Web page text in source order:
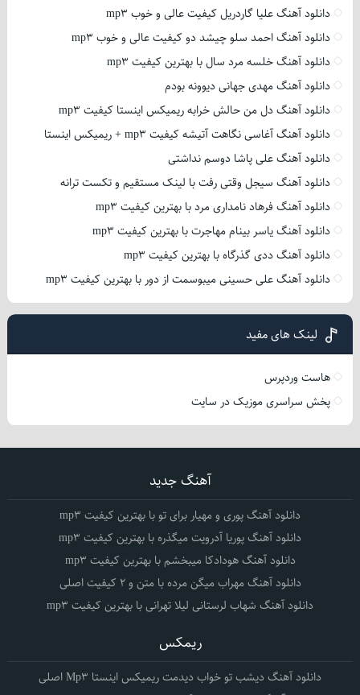
دانلود آهنگ علیا گاردریل کیفیت عالی و خوب mp3
دانلود آهنگ احمد سلو چیشد دو کیفیت عالی و خوب mp3
دانلود آهنگ خلسه مرد سال با بهترین کیفیت mp3
دانلود آهنگ مهدی جهانی دیوونه بودم
دانلود آهنگ دل من حالش خرابه ریمیکس اینستا کیفیت mp3
دانلود آهنگ آغاسی نگاهت آتیشه کیفیت mp3 + ریمیکس اینستا
دانلود آهنگ علی پاشا دوسم نداشتی
دانلود آهنگ سیجل وقتی رفت با لینک مستقیم و تکست ترانه
دانلود آهنگ فرهاد نامداری مرد با بهترین کیفیت mp3
دانلود آهنگ یاسر بینام مهاجرت با بهترین کیفیت mp3
دانلود آهنگ ددی گذرگاه با بهترین کیفیت mp3
دانلود آهنگ علی حسینی میبوسمت از دور با بهترین کیفیت mp3
لینک های مفید
هاست وردپرس
پخش سراسری موزیک در سایت
آهنگ جدید
دانلود آهنگ پوری و مهیار برای تو با بهترین کیفیت mp3
دانلود آهنگ پوریا آدرویت میگذره با بهترین کیفیت mp3
دانلود آهنگ هودادکا میبخشم با بهترین کیفیت mp3
دانلود آهنگ مهراب میگن مرده با متن و 2 کیفیت اصلی
دانلود آهنگ شهاب لرستانی لیلا تهرانی با بهترین کیفیت mp3
ریمکس
دانلود آهنگ دیشب تو خواب دیدمت ریمیکس اینستا Mp3 اصلی